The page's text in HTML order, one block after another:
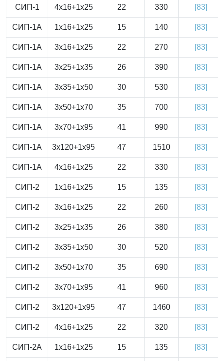
СИП-1 4x16+1x25 22 330 [83]
СИП-1А 1x16+1x25 15 140 [83]
СИП-1А 3x16+1x25 22 270 [83]
СИП-1А 3x25+1x35 26 390 [83]
СИП-1А 3x35+1x50 30 530 [83]
СИП-1А 3x50+1x70 35 700 [83]
СИП-1А 3x70+1x95 41 990 [83]
СИП-1А 3x120+1x95 47 1510 [83]
СИП-1А 4x16+1x25 22 330 [83]
СИП-2 1x16+1x25 15 135 [83]
СИП-2 3x16+1x25 22 260 [83]
СИП-2 3x25+1x35 26 380 [83]
СИП-2 3x35+1x50 30 520 [83]
СИП-2 3x50+1x70 35 690 [83]
СИП-2 3x70+1x95 41 960 [83]
СИП-2 3x120+1x95 47 1460 [83]
СИП-2 4x16+1x25 22 320 [83]
СИП-2А 1x16+1x25 15 135 [83]